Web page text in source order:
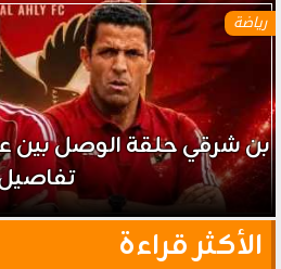
رياضة
بن شرقي حلقة الوصل بين
الأكثر قراءة